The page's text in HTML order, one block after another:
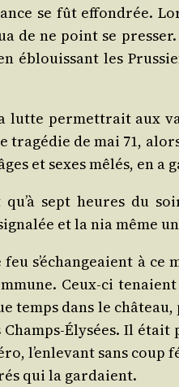
se fût effon­drée.
de ne point se
éblouis­sant les
lutte per­met­trait aux
tra­gé­die de mai 71,
et sexes mêlés, en a
qu’à sept heures du
et la nia même
feu s’échangeaient à
Ceux-ci
dans le
Champs-Ély­sées. Il
l’enlevant sans
qui la gardaient.